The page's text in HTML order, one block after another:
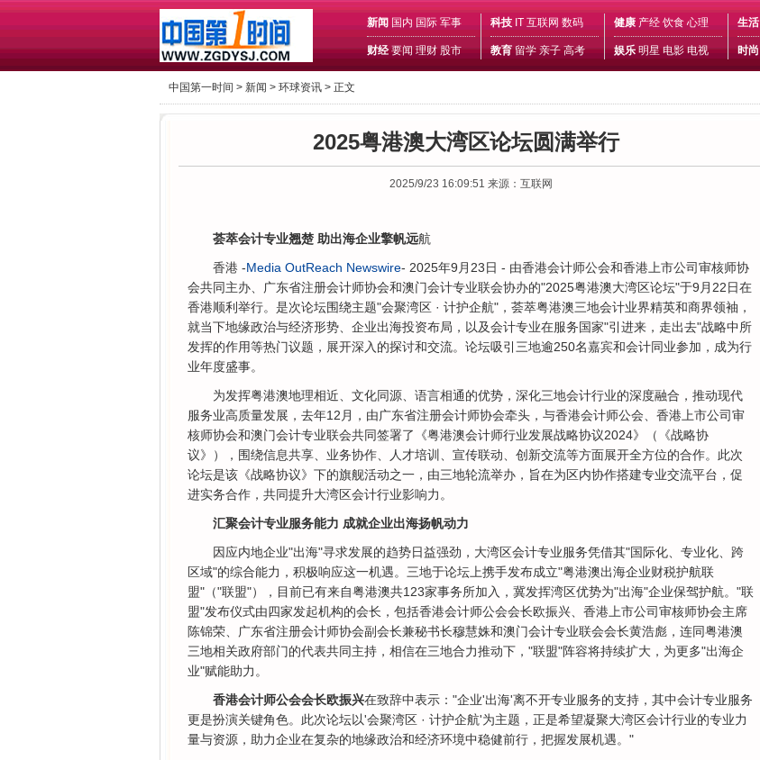
新闻 国内 国际 军事
财经 要闻 理财 股市
科技 IT 互联网 数码
教育 留学 亲子 高考
健康 产经 饮食 心理
娱乐 明星 电影 电视
生活
时尚
中国第一时间 > 新闻 > 环球资讯 > 正文
2025粤港澳大湾区论坛圆满举行
2025/9/23 16:09:51 来源：互联网
荟萃会计专业翘楚 助出海企业擎帆远航
香港 -Media OutReach Newswire- 2025年9月23日 - 由香港会计师公会和香港上市公司审核师协
会共同主办、广东省注册会计师协会和澳门会计专业联会协办的"2025粤港澳大湾区论坛"于9月22日在
香港顺利举行。是次论坛围绕主题"会聚湾区 · 计护企航"，荟萃粤港澳三地会计业界精英和商界领袖，
就当下地缘政治与经济形势、企业出海投资布局，以及会计专业在服务国家"引进来，走出去"战略中所
发挥的作用等热门议题，展开深入的探讨和交流。论坛吸引三地逾250名嘉宾和会计同业参加，成为行
业年度盛事。
为发挥粤港澳地理相近、文化同源、语言相通的优势，深化三地会计行业的深度融合，推动现代
服务业高质量发展，去年12月，由广东省注册会计师协会牵头，与香港会计师公会、香港上市公司审
核师协会和澳门会计专业联会共同签署了《粤港澳会计师行业发展战略协议2024》（《战略协
议》），围绕信息共享、业务协作、人才培训、宣传联动、创新交流等方面展开全方位的合作。此次
论坛是该《战略协议》下的旗舰活动之一，由三地轮流举办，旨在为区内协作搭建专业交流平台，促
进实务合作，共同提升大湾区会计行业影响力。
汇聚会计专业服务能力 成就企业出海扬帆动力
因应内地企业"出海"寻求发展的趋势日益强劲，大湾区会计专业服务凭借其"国际化、专业化、跨
区域"的综合能力，积极响应这一机遇。三地于论坛上携手发布成立"粤港澳出海企业财税护航联
盟"（"联盟"），目前已有来自粤港澳共123家事务所加入，冀发挥湾区优势为"出海"企业保驾护航。"联
盟"发布仪式由四家发起机构的会长，包括香港会计师公会会长欧振兴、香港上市公司审核师协会主席
陈锦荣、广东省注册会计师协会副会长兼秘书长穆慧姝和澳门会计专业联会会长黄浩彪，连同粤港澳
三地相关政府部门的代表共同主持，相信在三地合力推动下，"联盟"阵容将持续扩大，为更多"出海企
业"赋能助力。
香港会计师公会会长欧振兴在致辞中表示："企业'出海'离不开专业服务的支持，其中会计专业服务
更是扮演关键角色。此次论坛以'会聚湾区 · 计护企航'为主题，正是希望凝聚大湾区会计行业的专业力
量与资源，助力企业在复杂的地缘政治和经济环境中稳健前行，把握发展机遇。"